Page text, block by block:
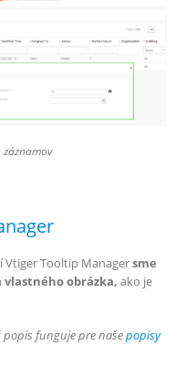
záznamov
Vtiger Tooltip Managersme
obrázka, ako je
popis funguje pre našepopisy